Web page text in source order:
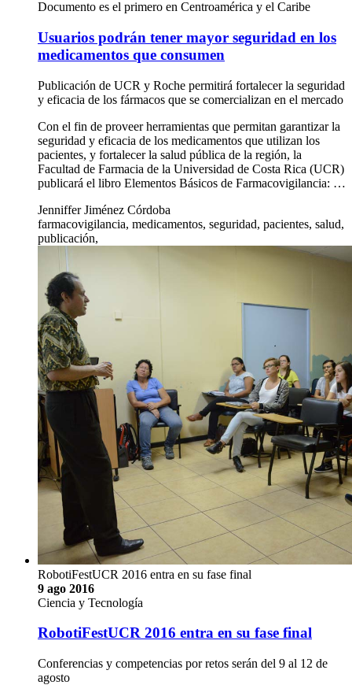
Documento es el primero en Centroamérica y el Caribe
Usuarios podrán tener mayor seguridad en los
medicamentos que consumen
Publicación de UCR y Roche permitirá fortalecer la seguridad
y eficacia de los fármacos que se comercializan en el mercado
Con el fin de proveer herramientas que permitan garantizar la
seguridad y eficacia de los medicamentos que utilizan los
pacientes, y fortalecer la salud pública de la región, la
Facultad de Farmacia de la Universidad de Costa Rica (UCR)
publicará el libro Elementos Básicos de Farmacovigilancia: …
Jenniffer Jiménez Córdoba
farmacovigilancia, medicamentos, seguridad, pacientes, salud,
publicación,
RobotiFestUCR 2016 entra en su fase final
9 ago 2016
Ciencia y Tecnología
RobotiFestUCR 2016 entra en su fase final
Conferencias y competencias por retos serán del 9 al 12 de
agosto